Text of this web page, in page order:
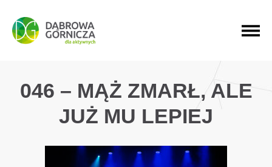
PRZEJDŹ DO MENU GŁÓWNEGO
PRZEJDŹ DO WYSZUKIWARKI
PRZEJDŹ DO TREŚCI
046 – MĄŻ ZMARŁ, ALE
JUŻ MU LEPIEJ